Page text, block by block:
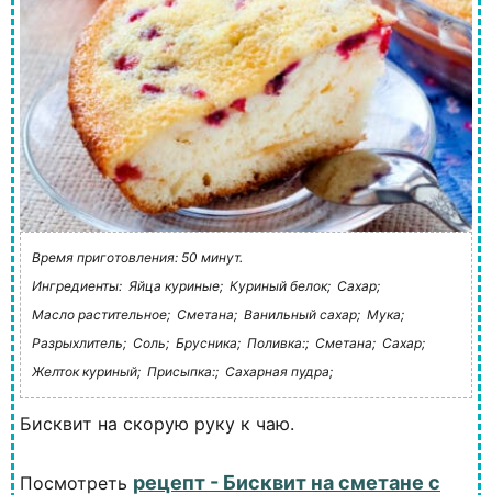
Время приготовления: 50 минут.
Ингредиенты: Яйца куриные; Куриный белок; Сахар;
Масло растительное; Сметана; Ванильный сахар; Мука;
Разрыхлитель; Соль; Брусника; Поливка:; Сметана; Сахар;
Желток куриный; Присыпка:; Сахарная пудра;
Бисквит на скорую руку к чаю.
Посмотреть рецепт - Бисквит на сметане с